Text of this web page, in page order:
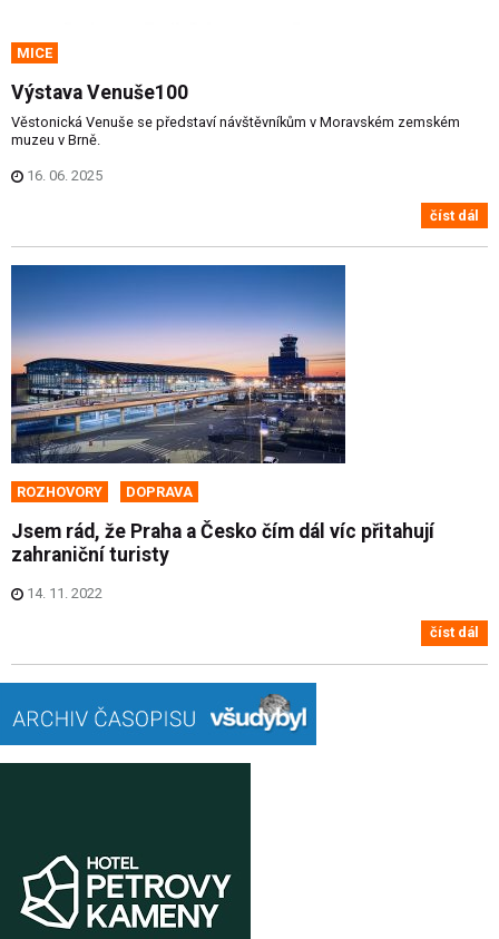
MICE
Výstava Venuše100
Věstonická Venuše se představí návštěvníkům v Moravském zemském
muzeu v Brně.
16. 06. 2025
číst dál
ROZHOVORY DOPRAVA
Jsem rád, že Praha a Česko čím dál víc přitahují
zahraniční turisty
14. 11. 2022
číst dál